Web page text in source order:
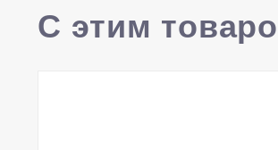
С этим